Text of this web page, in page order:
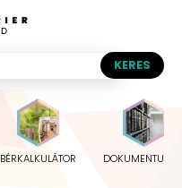
BÉRKALKULÁTOR